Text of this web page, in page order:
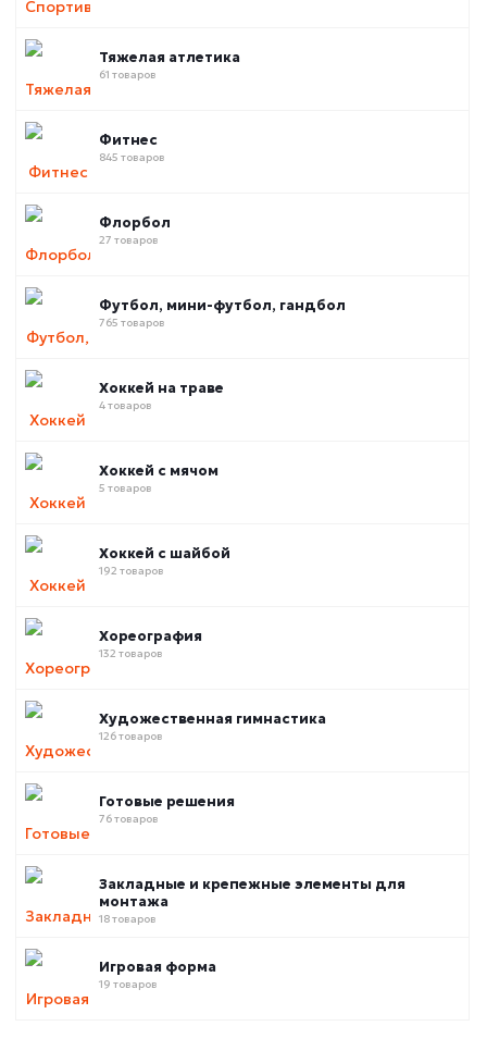
Тяжелая атлетика
61 товаров
Фитнес
845 товаров
Флорбол
27 товаров
Футбол, мини-футбол, гандбол
765 товаров
Хоккей на траве
4 товаров
Хоккей с мячом
5 товаров
Хоккей с шайбой
192 товаров
Хореография
132 товаров
Художественная гимнастика
126 товаров
Готовые решения
76 товаров
Закладные и крепежные элементы для
монтажа
18 товаров
Игровая форма
19 товаров